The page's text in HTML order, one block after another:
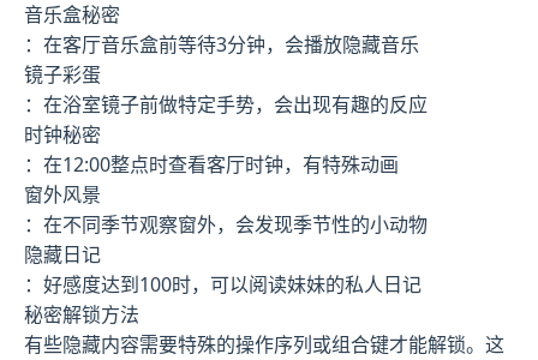
音乐盒秘密
：在客厅音乐盒前等待3分钟，会播放隐藏音乐
镜子彩蛋
：在浴室镜子前做特定手势，会出现有趣的反应
时钟秘密
：在12:00整点时查看客厅时钟，有特殊动画
窗外风景
：在不同季节观察窗外，会发现季节性的小动物
隐藏日记
：好感度达到100时，可以阅读妹妹的私人日记
秘密解锁方法
有些隐藏内容需要特殊的操作序列或组合键才能解锁。这